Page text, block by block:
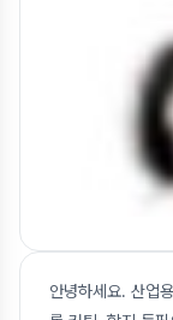
안녕하세요. 산업